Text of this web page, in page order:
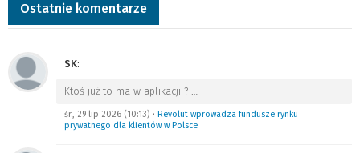
Ostatnie komentarze
SK:
Ktoś już to ma w aplikacji ? …
śr., 29 lip 2026 (10:13) • Revolut wprowadza fundusze rynku
prywatnego dla klientów w Polsce